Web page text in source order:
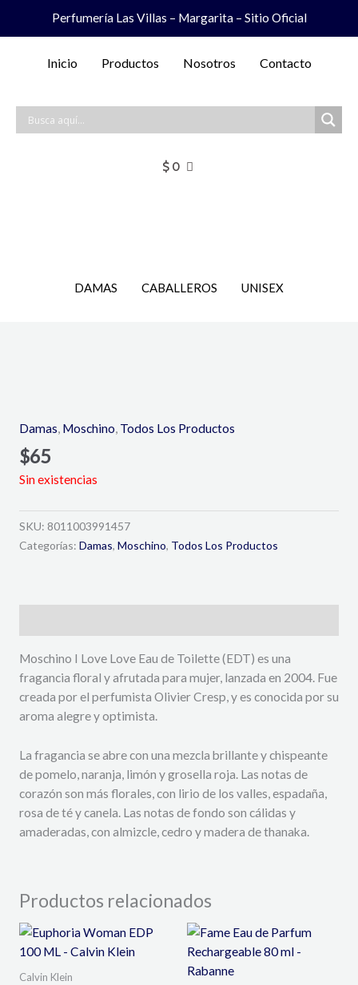
Perfumería Las Villas – Margarita – Sitio Oficial
Inicio Productos Nosotros Contacto
$ 0
DAMAS CABALLEROS UNISEX
Damas Moschino Todos Los Productos
$65
Sin existencias
SKU: 8011003991457
Categorías: Damas, Moschino, Todos Los Productos
Moschino I Love Love Eau de Toilette (EDT) es una
fragancia floral y afrutada para mujer, lanzada en 2004. Fue
creada por el perfumista Olivier Cresp, y es conocida por su
aroma alegre y optimista.
La fragancia se abre con una mezcla brillante y chispeante
de pomelo, naranja, limón y grosella roja. Las notas de
corazón son más florales, con lirio de los valles, espadaña,
rosa de té y canela. Las notas de fondo son cálidas y
amaderadas, con almizcle, cedro y madera de thanaka.
Productos relacionados
Calvin Klein